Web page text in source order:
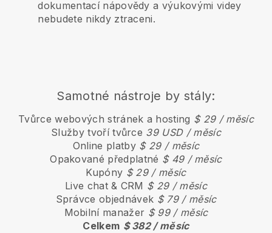
dokumentací nápovědy a výukovými videy
nebudete nikdy ztraceni.
Samotné nástroje by stály:
Tvůrce webových stránek a hosting $ 29 / měsíc
Služby tvoří tvůrce 39 USD / měsíc
Online platby $ 29 / měsíc
Opakované předplatné $ 49 / měsíc
Kupóny $ 29 / měsíc
Live chat & CRM $ 29 / měsíc
Správce objednávek $ 79 / měsíc
Mobilní manažer $ 99 / měsíc
Celkem $ 382 / měsíc